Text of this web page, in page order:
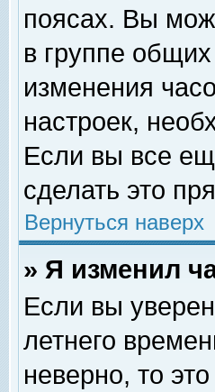
поясах. Вы
в группе
изменения
настроек,
Если вы все
сделать это
Вернуться наверх
» Я изменил
Если вы
летнего
неверно, то